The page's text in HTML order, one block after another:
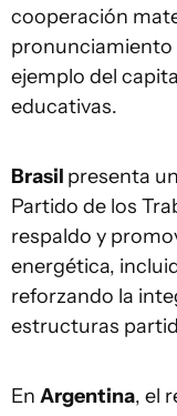
cooperación
pronunciamiento
ejemplo del
educativas.
Brasil presenta
Partido de los
respaldo y
energética,
reforzando la
estructuras
En Argentina, el